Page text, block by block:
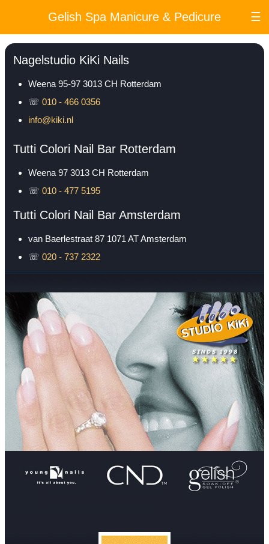
Gelish Spa Manicure & Pedicure ☰
Nagelstudio KiKi Nails
Weena 95-97 3013 CH Rotterdam
☏010 - 466 0356
info@kiki.nl
Tutti Colori Nail Bar Rotterdam
Weena 97 3013 CH Rotterdam
☏010 - 477 5195
Tutti Colori Nail Bar Amsterdam
van Baerlestraat 87 1071 ATAmsterdam
☏020 - 737 2322